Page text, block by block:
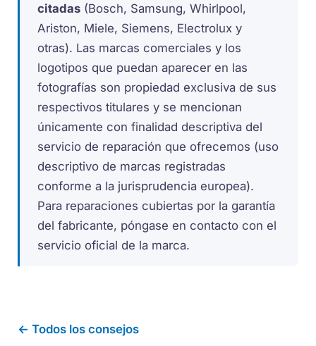
citadas (Bosch, Samsung, Whirlpool,
Ariston, Miele, Siemens, Electrolux y
otras). Las marcas comerciales y los
logotipos que puedan aparecer en las
fotografías son propiedad exclusiva de sus
respectivos titulares y se mencionan
únicamente con finalidad descriptiva del
servicio de reparación que ofrecemos (uso
descriptivo de marcas registradas
conforme a la jurisprudencia europea).
Para reparaciones cubiertas por la garantía
del fabricante, póngase en contacto con el
servicio oficial de la marca.
← Todos los consejos